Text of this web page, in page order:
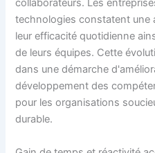
collaborateurs. Les
technologies constatent une
leur efficacité quotidienne
de leurs équipes. Cette
dans une démarche
développement des
pour les organisations
durable.